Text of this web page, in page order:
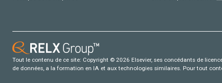
Tout le contenu de ce site: Copyright © 2026 Elsevier, ses concédants de
de données, a la formation en IA et aux technologies similaires. Pour tout